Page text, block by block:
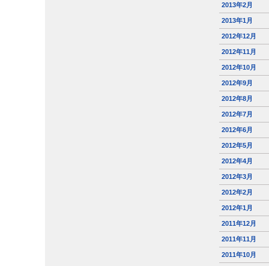
2013年2月
2013年1月
2012年12月
2012年11月
2012年10月
2012年9月
2012年8月
2012年7月
2012年6月
2012年5月
2012年4月
2012年3月
2012年2月
2012年1月
2011年12月
2011年11月
2011年10月